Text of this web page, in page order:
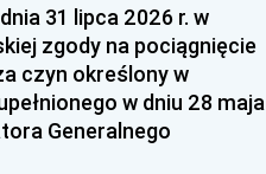
31 lipca 2026 r. w
zgody na pociągnięcie
czyn określony w
w dniu 28 maja
Generalnego